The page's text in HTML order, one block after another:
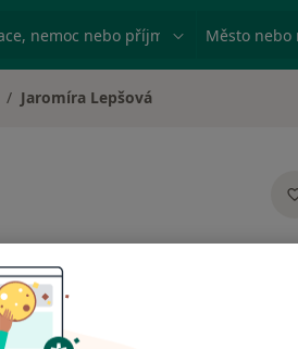
nemoc nebo příjmení Město
města
Jaromíra Lepšová